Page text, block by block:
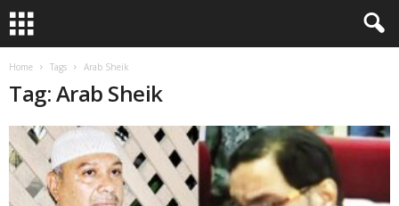
Home Tags Arab Sheik
Tag: Arab Sheik